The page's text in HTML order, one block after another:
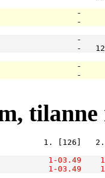
-
-
-
-
-
-
1. [126]
1-03.49
1-03.49